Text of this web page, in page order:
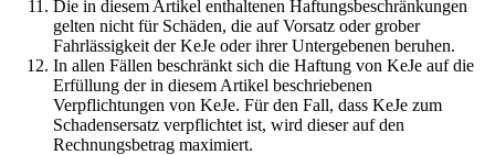
Die in diesem Artikel enthaltenen Haftungsbeschränkungen
gelten nicht für Schäden, die auf Vorsatz oder grober
Fahrlässigkeit der KeJe oder ihrer Untergebenen beruhen.
In allen Fällen beschränkt sich die Haftung von KeJe auf die
Erfüllung der in diesem Artikel beschriebenen
Verpflichtungen von KeJe. Für den Fall, dass KeJe zum
Schadensersatz verpflichtet ist, wird dieser auf den
Rechnungsbetrag maximiert.